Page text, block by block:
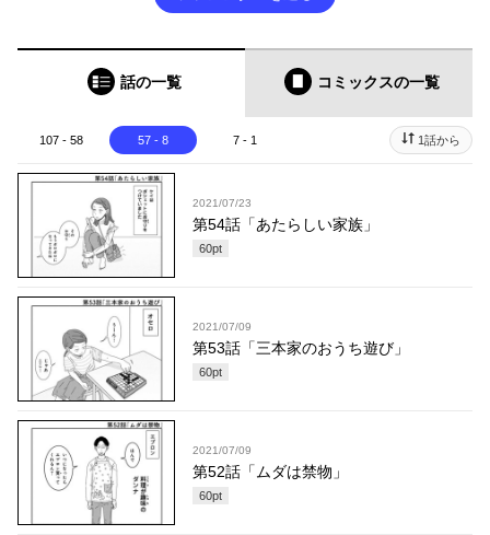
話の一覧 コミックスの一覧
107 - 58 57 - 8 7 - 1 1話から
2021/07/23
第54話「あたらしい家族」
60pt
2021/07/09
第53話「三本家のおうち遊び」
60pt
2021/07/09
第52話「ムダは禁物」
60pt